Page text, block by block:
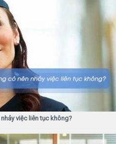
việc liên tục không?